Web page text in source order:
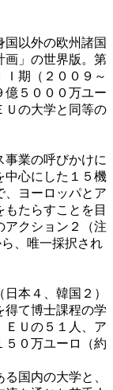
以外の欧州諸国
画」の世界版。第
Ｉ期（２００９～
５０００万ユー
Ｕの大学と同等の
業の呼びかけに
中心にした１５機
、ヨーロッパとア
たらすことを目
アクション２（注
ら、唯一採択され
本４、韓国２）
得て博士課程の学
ＥＵの５１人、ア
５０万ユーロ（約
国内の大学と、